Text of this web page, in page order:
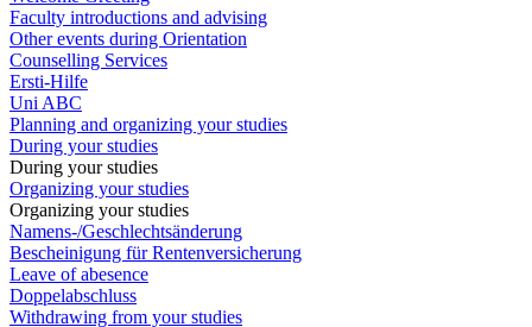
Faculty introductions and advising
Other events during Orientation
Counselling Services
Ersti-Hilfe
Uni ABC
Planning and organizing your studies
During your studies
During your studies
Organizing your studies
Organizing your studies
Namens-/Geschlechtsänderung
Bescheinigung für Rentenversicherung
Leave of abesence
Doppelabschluss
Withdrawing from your studies